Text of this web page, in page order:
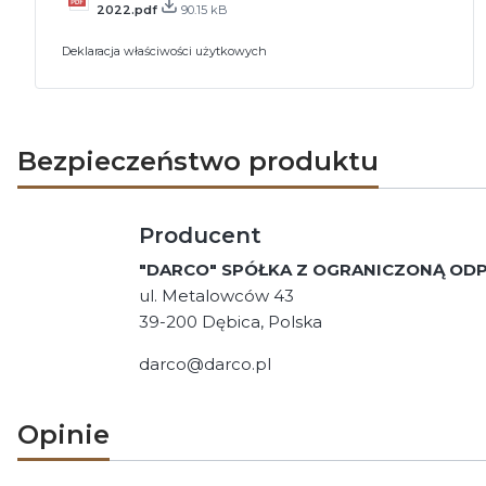
2022.pdf
90.15 kB
Deklaracja właściwości użytkowych
Bezpieczeństwo produktu
Producent
"DARCO" SPÓŁKA Z OGRANICZONĄ
ul. Metalowców 43
39-200 Dębica, Polska
darco@darco.pl
Opinie